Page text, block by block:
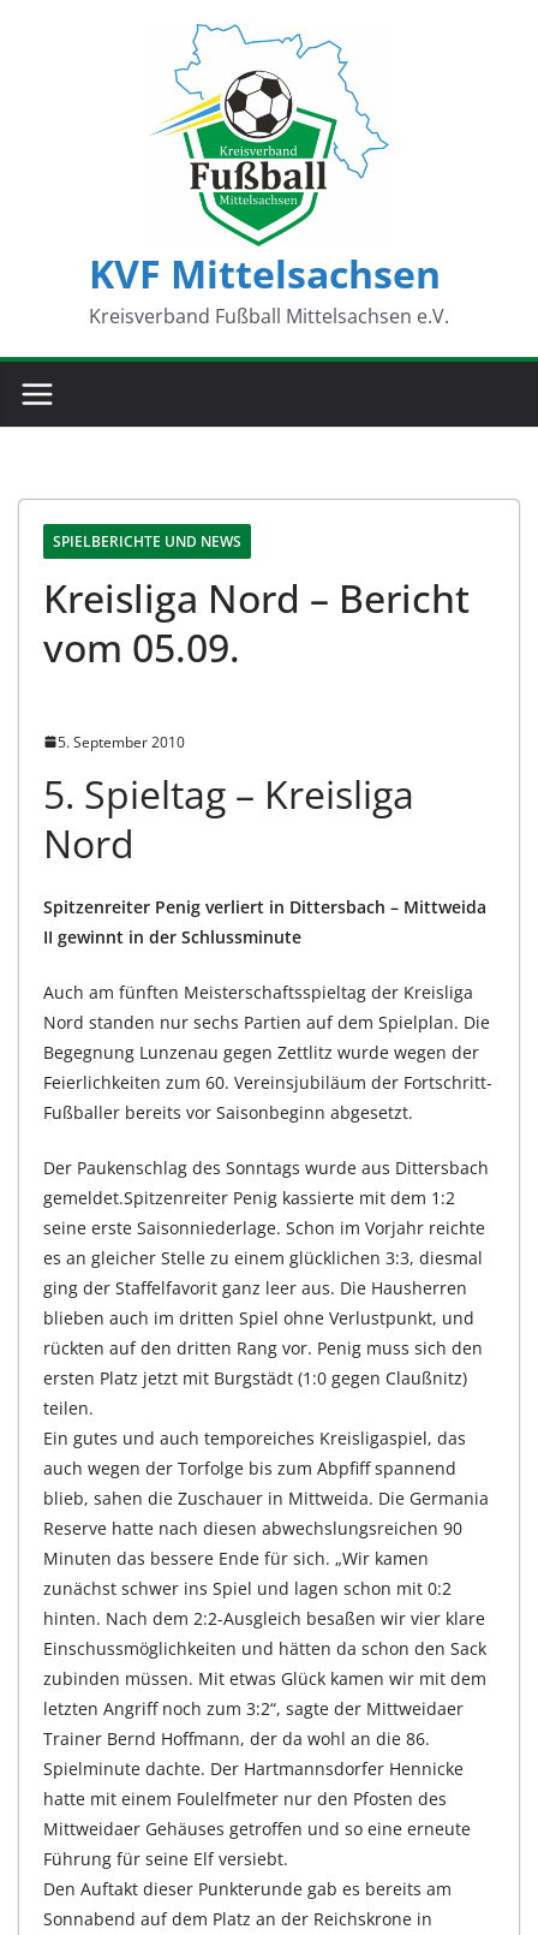
KVF Mittelsachsen
Kreisverband Fußball Mittelsachsen e.V.
SPIELBERICHTE UND NEWS
Kreisliga Nord – Bericht
vom 05.09.
5. September 2010
5. Spieltag – Kreisliga
Nord
Spitzenreiter Penig verliert in Dittersbach – Mittweida
II gewinnt in der Schlussminute
Auch am fünften Meisterschaftsspieltag der Kreisliga
Nord standen nur sechs Partien auf dem Spielplan. Die
Begegnung Lunzenau gegen Zettlitz wurde wegen der
Feierlichkeiten zum 60. Vereinsjubiläum der Fortschritt-
Fußballer bereits vor Saisonbeginn abgesetzt.
Der Paukenschlag des Sonntags wurde aus Dittersbach
gemeldet.Spitzenreiter Penig kassierte mit dem 1:2
seine erste Saisonniederlage. Schon im Vorjahr reichte
es an gleicher Stelle zu einem glücklichen 3:3, diesmal
ging der Staffelfavorit ganz leer aus. Die Hausherren
blieben auch im dritten Spiel ohne Verlustpunkt, und
rückten auf den dritten Rang vor. Penig muss sich den
ersten Platz jetzt mit Burgstädt (1:0 gegen Claußnitz)
teilen.
Ein gutes und auch temporeiches Kreisligaspiel, das
auch wegen der Torfolge bis zum Abpfiff spannend
blieb, sahen die Zuschauer in Mittweida. Die Germania
Reserve hatte nach diesen abwechslungsreichen 90
Minuten das bessere Ende für sich. „Wir kamen
zunächst schwer ins Spiel und lagen schon mit 0:2
hinten. Nach dem 2:2-Ausgleich besaßen wir vier klare
Einschussmöglichkeiten und hätten da schon den Sack
zubinden müssen. Mit etwas Glück kamen wir mit dem
letzten Angriff noch zum 3:2“, sagte der Mittweidaer
Trainer Bernd Hoffmann, der da wohl an die 86.
Spielminute dachte. Der Hartmannsdorfer Hennicke
hatte mit einem Foulelfmeter nur den Pfosten des
Mittweidaer Gehäuses getroffen und so eine erneute
Führung für seine Elf versiebt.
Den Auftakt dieser Punkterunde gab es bereits am
Sonnabend auf dem Platz an der Reichskrone in